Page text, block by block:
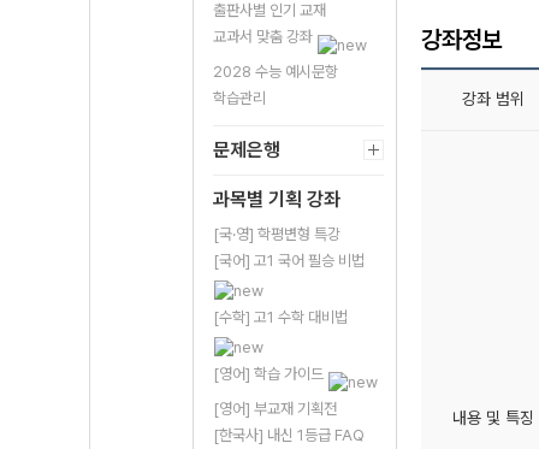
출판사별 인기 교재
교과서 맞춤 강좌
2028 수능 예시문항
학습관리
문제은행
과목별 기획 강좌
[국·영] 학평변형 특강
[국어] 고1 국어 필승 비법
[수학] 고1 수학 대비법
[영어] 학습 가이드
[영어] 부교재 기획전
[한국사] 내신 1등급 FAQ
강좌정보
강좌 범위
내용 및 특징